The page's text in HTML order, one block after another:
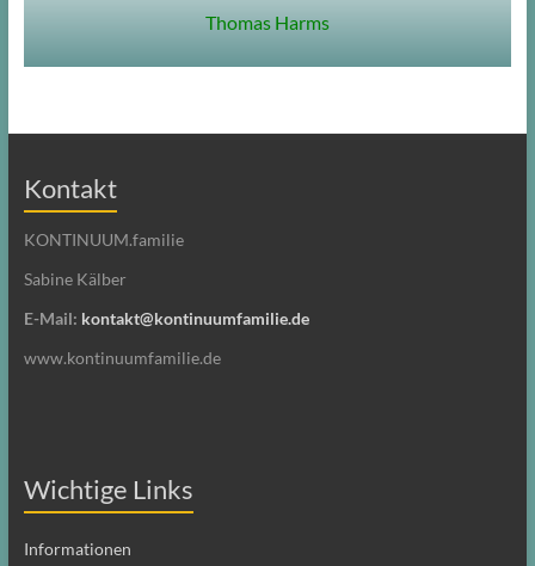
Thomas Harms
Kontakt
KONTINUUM.familie
Sabine Kälber
E-Mail: kontakt@kontinuumfamilie.de
www.kontinuumfamilie.de
Wichtige Links
Informationen